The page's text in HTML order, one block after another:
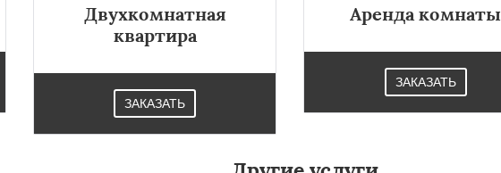
регионам
Электросталь
Андреево Белоомут Бобров Богородское
Быково Вербилки
Жилево Загорянский
Двухкомнатная
квартира
ЗАКАЗАТЬ
Аренда комнаты
ЗАКАЗАТЬ
Даю согласие на обработку персональных данных